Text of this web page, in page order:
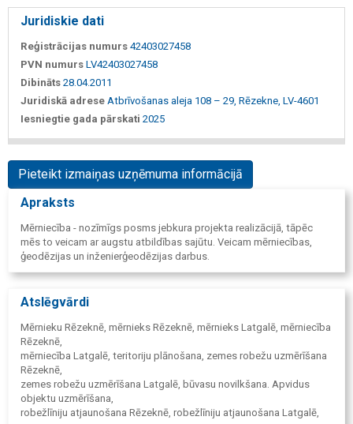
Juridiskie dati
Reģistrācijas numurs 42403027458
PVN numurs LV42403027458
Dibināts 28.04.2011
Juridiskā adrese Atbrīvošanas aleja 108 – 29, Rēzekne, LV-4601
Iesniegtie gada pārskati 2025
Pieteikt izmaiņas uzņēmuma informācijā
Apraksts
Mērniecība - nozīmīgs posms jebkura projekta realizācijā, tāpēc
mēs to veicam ar augstu atbildības sajūtu. Veicam mērniecības,
ģeodēzijas un inženierģeodēzijas darbus.
Atslēgvārdi
Mērnieku Rēzeknē, mērnieks Rēzeknē, mērnieks Latgalē, mērniecība
Rēzeknē,
mērniecība Latgalē, teritoriju plānošana, zemes robežu uzmērīšana
Rēzeknē,
zemes robežu uzmērīšana Latgalē, būvasu novilkšana. Apvidus
objektu uzmērīšana,
robežlīniju atjaunošana Rēzeknē, robežlīniju atjaunošana Latgalē,